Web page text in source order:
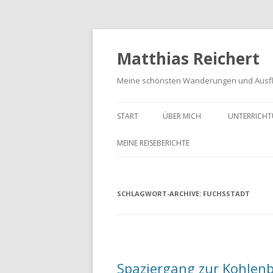
Matthias Reichert
Meine schönsten Wanderungen und
START ÜBER MICH
MEINE REISEBERICHTE
MEIN SCHWARZWALD URLAUB
SCHLAGWORT-ARCHIVE: FUCHSSTADT
Spaziergang zur